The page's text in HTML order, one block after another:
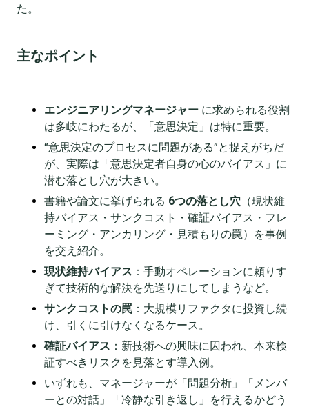
た。
主なポイント
エンジニアリングマネージャー に求められる役割
は多岐にわたるが、「意思決定」は特に重要。
“意思決定のプロセスに問題がある”と捉えがちだ
が、実際は「意思決定者自身の心のバイアス」に
潜む落とし穴が大きい。
書籍や論文に挙げられる 6つの落とし穴 （現状維
持バイアス・サンクコスト・確証バイアス・フレ
ーミング・アンカリング・見積もりの罠）を事例
を交え紹介。
現状維持バイアス ：手動オペレーションに頼りす
ぎて技術的な解決を先送りにしてしまうなど。
サンクコストの罠 ：大規模リファクタに投資し続
け、引くに引けなくなるケース。
確証バイアス ：新技術への興味に囚われ、本来検
証すべきリスクを見落とす導入例。
いずれも、マネージャーが「問題分析」「メンバ
ーとの対話」「冷静な引き返し」を行えるかどう